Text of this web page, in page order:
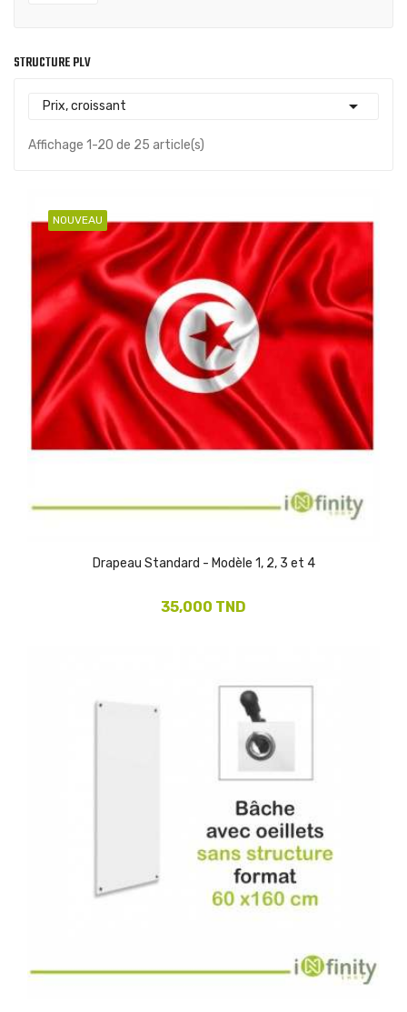
STRUCTURE PLV
Prix, croissant 
Affichage 1-20 de 25 article(s)
NOUVEAU
Drapeau Standard - Modèle 1, 2, 3 et 4
35,000 TND